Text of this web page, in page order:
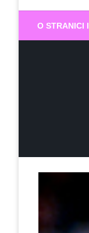
O STRANICI